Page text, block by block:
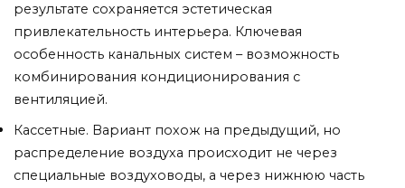
результате сохраняется эстетическая
привлекательность интерьера. Ключевая
особенность канальных систем – возможность
комбинирования кондиционирования с
вентиляцией.
Кассетные. Вариант похож на предыдущий, но
распределение воздуха происходит не через
специальные воздуховоды, а через нижнюю часть